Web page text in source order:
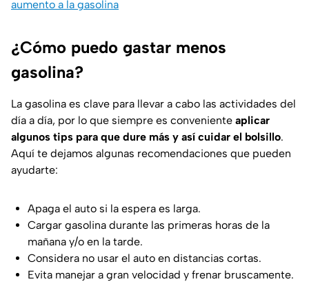
aumento a la gasolina
¿Cómo puedo gastar menos
gasolina?
La gasolina es clave para llevar a cabo las actividades del
día a día, por lo que siempre es conveniente aplicar
algunos tips para que dure más y así cuidar el bolsillo.
Aquí te dejamos algunas recomendaciones que pueden
ayudarte:
Apaga el auto si la espera es larga.
Cargar gasolina durante las primeras horas de la
mañana y/o en la tarde.
Considera no usar el auto en distancias cortas.
Evita manejar a gran velocidad y frenar bruscamente.